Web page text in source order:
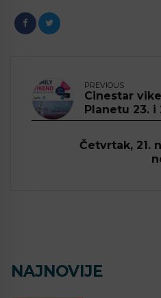
PREVIOUS
Cinestar
Planetu 23.
Četvrtak, 21.
NAJNOVIJE